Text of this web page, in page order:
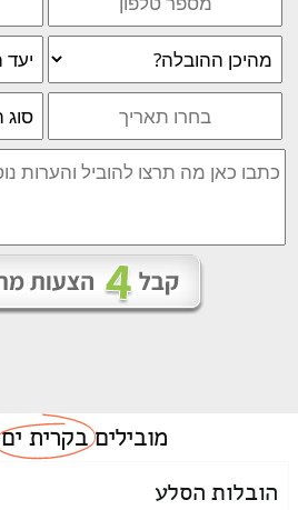
מוביליםבקרית ים
הובלות הסלע